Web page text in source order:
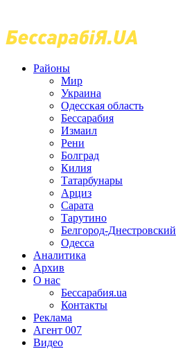
Районы
Мир
Украина
Одесская область
Бессарабия
Измаил
Рени
Болград
Килия
Татарбунары
Арциз
Сарата
Тарутино
Белгород-Днестровский
Одесса
Аналитика
Архив
О нас
Бессарабия.ua
Контакты
Реклама
Агент 007
Видео